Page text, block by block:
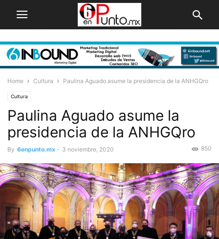
Home Cultura Paulina Aguado asume la presidencia de la ANHGQro
Cultura
Paulina Aguado asume la
presidencia de la ANHGQro
By 6enpunto.mx - 3 noviembre, 2020 850